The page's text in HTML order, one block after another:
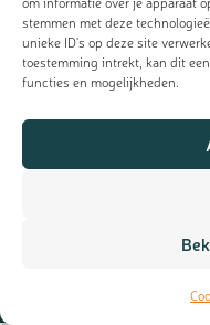
stemmen met deze
unieke ID's op deze site
toestemming intrekt, kan dit
functies en mogelijkheden.
Meld je aan voor
Ontvang de laatste